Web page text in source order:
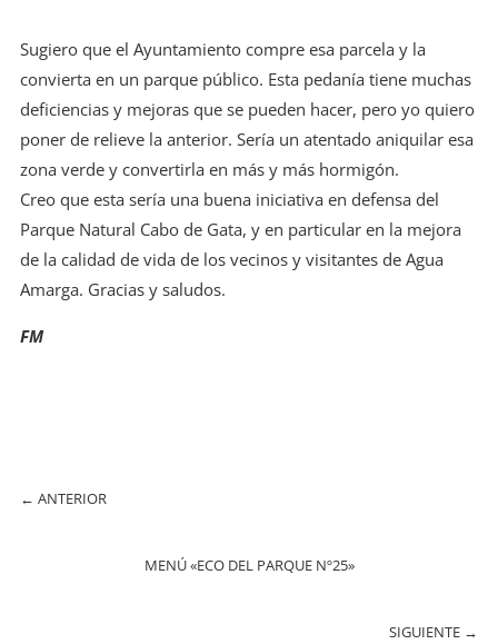
Sugiero que el Ayuntamiento compre esa parcela y la
convierta en un parque público. Esta pedanía tiene muchas
deficiencias y mejoras que se pueden hacer, pero yo quiero
poner de relieve la anterior. Sería un atentado aniquilar esa
zona verde y convertirla en más y más hormigón.
Creo que esta sería una buena iniciativa en defensa del
Parque Natural Cabo de Gata, y en particular en la mejora
de la calidad de vida de los vecinos y visitantes de Agua
Amarga. Gracias y saludos.
FM
← ANTERIOR
MENÚ «ECO DEL PARQUE Nº25»
SIGUIENTE →